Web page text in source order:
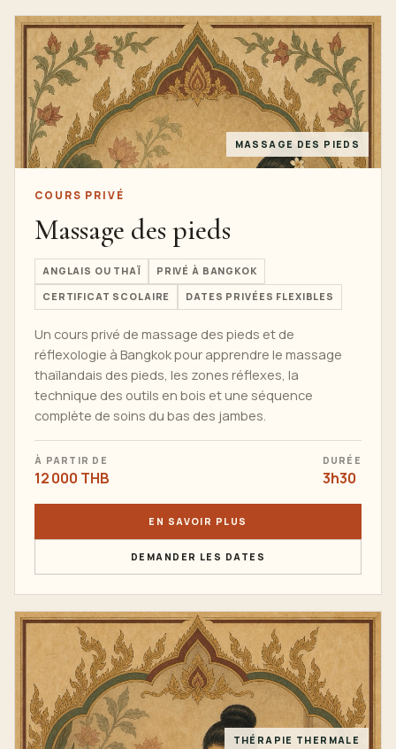
MASSAGE DES PIEDS
COURS PRIVÉ
Massage des pieds
ANGLAIS OU THAÏ PRIVÉ À BANGKOK
CERTIFICAT SCOLAIRE DATES PRIVÉES FLEXIBLES
Un cours privé de massage des pieds et de
réflexologie à Bangkok pour apprendre le massage
thaïlandais des pieds, les zones réflexes, la
technique des outils en bois et une séquence
complète de soins du bas des jambes.
À PARTIR DE
12 000 THB
DURÉE
3h30
EN SAVOIR PLUS
DEMANDER LES DATES
THÉRAPIE THERMALE